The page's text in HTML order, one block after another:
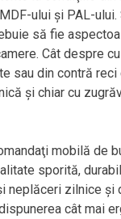
ului şi PAL-
să fie
Cât despre
sau din contră
şi chiar cu
mobilă de
sporită,
neplăceri zilnice şi
cât mai